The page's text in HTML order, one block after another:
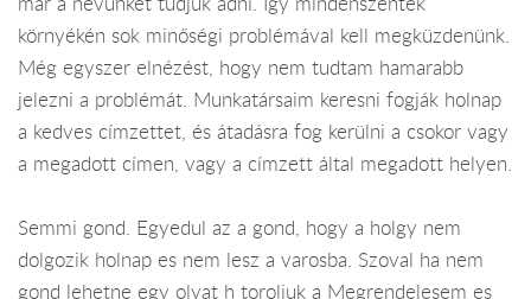
környékén sok minőségi problémával kell megküzdenünk.
Még egyszer elnézést, hogy nem tudtam hamarabb
jelezni a problémát. Munkatársaim keresni fogják holnap
a kedves címzettet, és átadásra fog kerülni a csokor vagy
a megadott címen, vagy a címzett által megadott helyen.
Semmi gond. Egyedul az a gond, hogy a holgy nem
dolgozik holnap es nem lesz a varosba. Szoval ha nem
gond lehetne egy olyat h toroljuk a Megrendelesem es